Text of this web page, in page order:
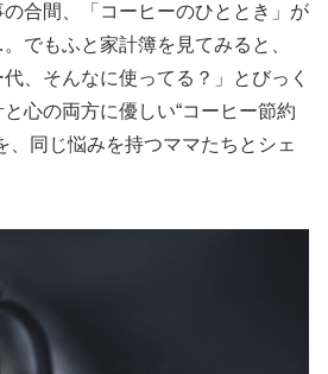
合間、「コーヒーのひととき」が
でもふと家計簿を見てみると、
代、そんなに使ってる？」とびっく
心の両方に優しい“コーヒー節約
、同じ悩みを持つママたちとシェ